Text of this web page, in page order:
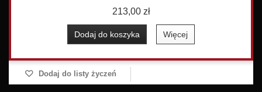
213,00 zł
Dodaj do koszyka Więcej
Dodaj do listy życzeń